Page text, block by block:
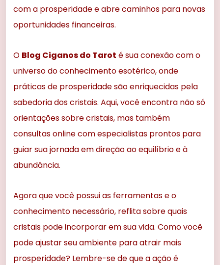
com a prosperidade e abre caminhos para novas
oportunidades financeiras.
O Blog Ciganos do Tarot é sua conexão com o
universo do conhecimento esotérico, onde
práticas de prosperidade são enriquecidas pela
sabedoria dos cristais. Aqui, você encontra não só
orientações sobre cristais, mas também
consultas online com especialistas prontos para
guiar sua jornada em direção ao equilíbrio e à
abundância.
Agora que você possui as ferramentas e o
conhecimento necessário, reflita sobre quais
cristais pode incorporar em sua vida. Como você
pode ajustar seu ambiente para atrair mais
prosperidade? Lembre-se de que a ação é